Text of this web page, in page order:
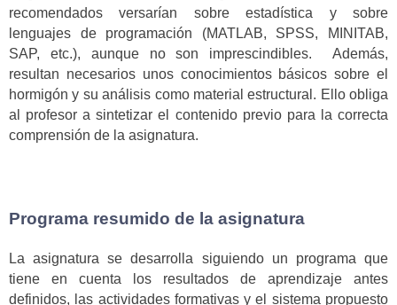
recomendados versarían sobre estadística y sobre
lenguajes de programación (MATLAB, SPSS, MINITAB,
SAP, etc.), aunque no son imprescindibles. Además,
resultan necesarios unos conocimientos básicos sobre el
hormigón y su análisis como material estructural. Ello obliga
al profesor a sintetizar el contenido previo para la correcta
comprensión de la asignatura.
Programa resumido de la asignatura
La asignatura se desarrolla siguiendo un programa que
tiene en cuenta los resultados de aprendizaje antes
definidos, las actividades formativas y el sistema propuesto